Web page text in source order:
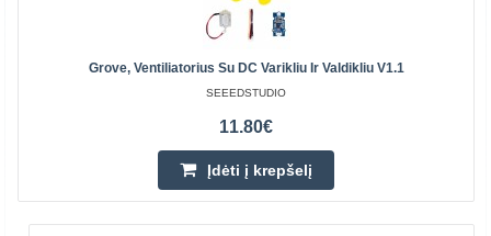
Grove, Ventiliatorius Su DC Varikliu Ir Valdikliu V1.1
SEEEDSTUDIO
11.80€
Įdėti į krepšelį